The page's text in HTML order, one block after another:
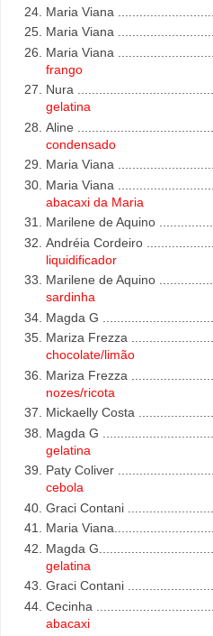
Maria Viana
Maria Viana
Maria Viana
frango
Nura
gelatina
Aline
condensado
Maria Viana
Maria Viana
abacaxi da Maria
Marilene de Aquino
Andréia Cordeiro
liquidificador
Marilene de Aquino
sardinha
Magda G
Mariza Frezza
chocolate/limão
Mariza Frezza
nozes/ricota
Mickaelly Costa
Magda G
gelatina
Paty Coliver
cebola
Graci Contani
Maria Viana
Magda G
gelatina
Graci Contani
Cecinha
abacaxi